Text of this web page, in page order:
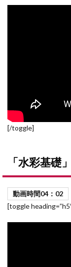
[/toggle]
「水彩基礎
動画時間04 ：02
[toggle